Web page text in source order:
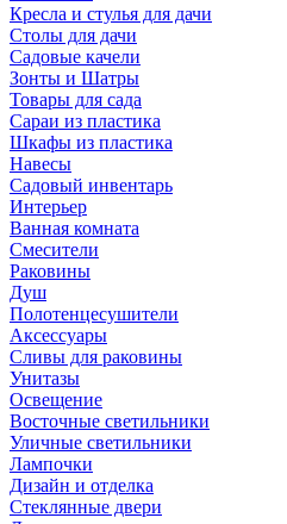
Кресла и стулья для дачи
Столы для дачи
Садовые качели
Зонты и Шатры
Товары для сада
Сараи из пластика
Шкафы из пластика
Навесы
Садовый инвентарь
Интерьер
Ванная комната
Смесители
Раковины
Душ
Полотенцесушители
Аксессуары
Сливы для раковины
Унитазы
Освещение
Восточные светильники
Уличные светильники
Лампочки
Дизайн и отделка
Стеклянные двери